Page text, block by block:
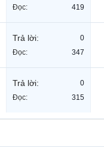
Đọc:
419
Trả lời:
0
Đọc:
347
Trả lời:
0
Đọc:
315